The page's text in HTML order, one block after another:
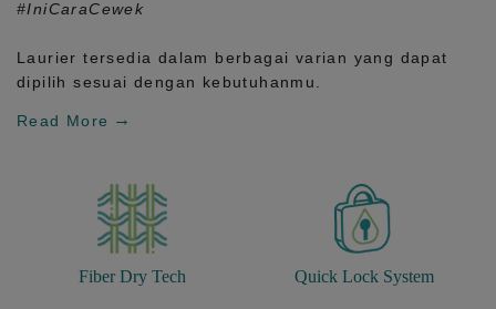
#IniCaraCewek
Laurier tersedia dalam berbagai varian yang dapat
dipilih sesuai dengan kebutuhanmu.
Read More
Fiber Dry Tech Quick Lock System